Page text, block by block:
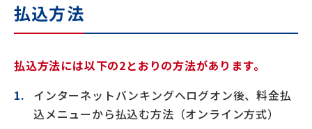
払込方法
払込方法には以下の2とおりの方法があります。
インターネットバンキングへログオン後、料金払
込メニューから払込む方法（オンライン方式）